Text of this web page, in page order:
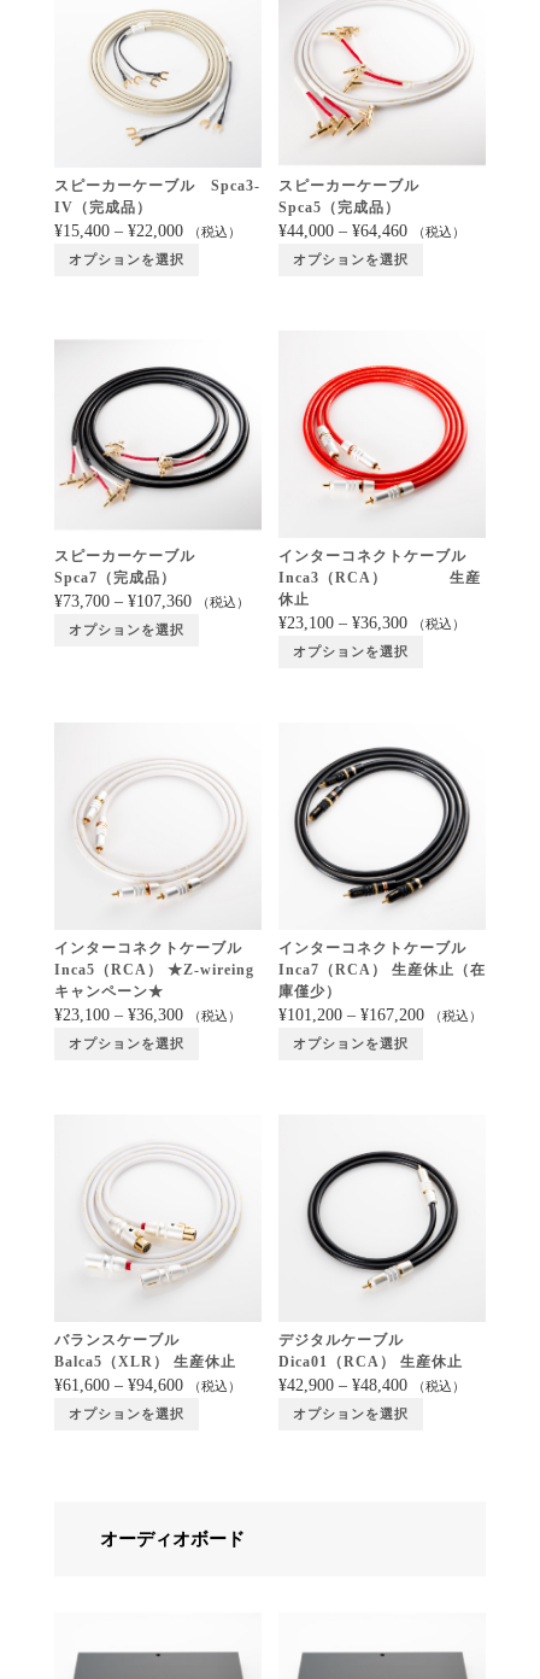
スピーカーケーブル Spca3-
IV（完成品）
¥15,400– ¥22,000 （税込）
オプションを選択
スピーカーケーブル
Spca5（完成品）
¥44,000 –¥64,460 （税込）
オプションを選択
スピーカーケーブル
Spca7（完成品）
¥73,700– ¥107,360 （税込）
オプションを選択
インターコネクトケーブル
Inca3（RCA） 生産
休止
¥23,100 –¥36,300 （税込）
オプションを選択
インターコネクトケーブル
Inca5（RCA） ★Z-wireing
キャンペーン★
¥23,100– ¥36,300 （税込）
オプションを選択
インターコネクトケーブル
Inca7（RCA） 生産休止（在
庫僅少）
¥101,200 –¥167,200 （税込）
オプションを選択
バランスケーブル
Balca5（XLR） 生産休止
¥61,600– ¥94,600 （税込）
オプションを選択
デジタルケーブル
Dica01（RCA） 生産休止
¥42,900 –¥48,400 （税込）
オプションを選択
オーディオボード